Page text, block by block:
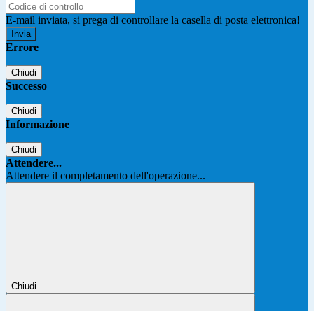
E-mail inviata, si prega di controllare la casella di posta elettronica!
Errore
Chiudi
Successo
Chiudi
Informazione
Chiudi
Attendere...
Attendere il completamento dell'operazione...
Chiudi